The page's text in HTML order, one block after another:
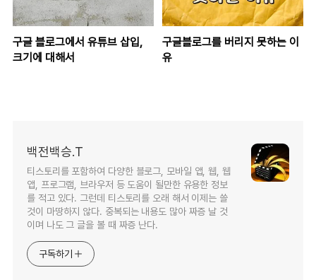
구글 블로그에서 유튜브 삽입,
크기에 대해서
구글블로그를 버리지 못하는 이
유
백전백승.T
티스토리를 포함하여 다양한 블로그, 모바일 앱, 웹, 웹
앱, 프로그램, 브라우저 등 도움이 될만한 유용한 정보
를 적고 있다. 그런데 티스토리를 오래 해서 이제는 쓸
것이 마땅하지 않다. 중복되는 내용도 많아 짜증 날 것
이며 나도 그 글을 볼 때 짜증 난다.
구독하기